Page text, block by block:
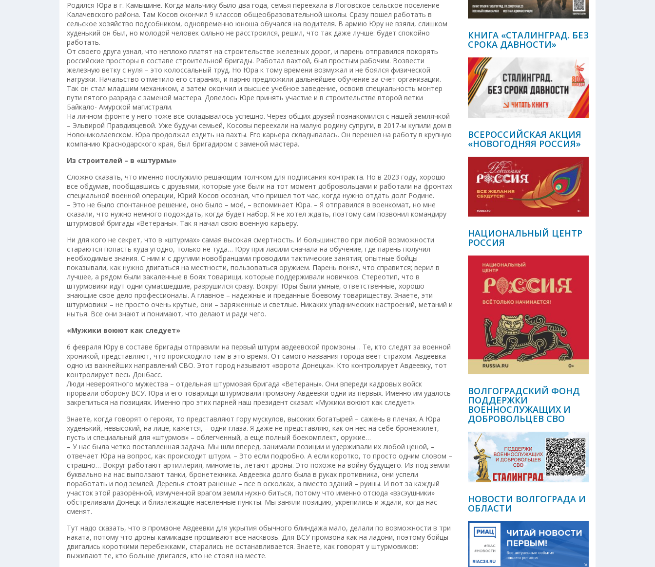
Родился Юра в г. Камышине. Когда мальчику было два года, семья переехала в Логовское сельское поселение
Калачевского района. Там Косов окончил 9 классов общеобразовательной школы. Сразу пошел работать в
сельское хозяйство подсобником, одновременно юноша обучался на водителя. В армию Юру не взяли, слишком
худенький он был, но молодой человек сильно не расстроился, решил, что так даже лучше: будет спокойно
работать.
От своего друга узнал, что неплохо платят на строительстве железных дорог, и парень отправился покорять
российские просторы в составе строительной бригады. Работал вахтой, был простым рабочим. Возвести
железную ветку с нуля – это колоссальный труд. Но Юра к тому времени возмужал и не боялся физической
нагрузки. Начальство отметило его старания, и парню предложили дальнейшее обучение за счет организации.
Так он стал младшим механиком, а затем окончил и высшее учебное заведение, освоив специальность монтер
пути пятого разряда с заменой мастера. Довелось Юре принять участие и в строительстве второй ветки
Байкало- Амурской магистрали.
На личном фронте у него тоже все складывалось успешно. Через общих друзей познакомился с нашей землячкой
– Эльвирой Правдивцевой. Уже будучи семьей, Косовы переехали на малую родину супруги, в 2017-м купили дом в
Новониколаевском. Юра продолжал ездить на вахты. Его карьера складывалась. Он перешел на работу в крупную
компанию Краснодарского края, был бригадиром с заменой мастера.
Из строителей – в «штурмы»
Сложно сказать, что именно послужило решающим толчком для подписания контракта. Но в 2023 году, хорошо
все обдумав, пообщавшись с друзьями, которые уже были на тот момент добровольцами и работали на фронтах
специальной военной операции, Юрий Косов осознал, что пришел тот час, когда нужно отдать долг Родине.
– Это не было спонтанное решение, оно было – моё, – вспоминает Юра. – Я отправился в военкомат, но мне
сказали, что нужно немного подождать, когда будет набор. Я не хотел ждать, поэтому сам позвонил командиру
штурмовой бригады «Ветераны». Так я начал свою военную карьеру.
Ни для кого не секрет, что в «штурмах» самая высокая смертность. И большинство при любой возможности
стараются попасть куда угодно, только не туда… Юру пригласили сначала на обучение, где парень получил
необходимые знания. С ним и с другими новобранцами проводили тактические занятия; опытные бойцы
показывали, как нужно двигаться на местности, пользоваться оружием. Парень понял, что справится; верил в
лучшее, а рядом были закаленные в боях товарищи, которые поддерживали новичков. Стереотип, что в
штурмовики идут одни сумасшедшие, разрушился сразу. Вокруг Юры были умные, ответственные, хорошо
знающие свое дело профессионалы. А главное – надежные и преданные боевому товариществу. Знаете, эти
штурмовики – не просто очень крутые, они – заряженные и светлые. Никаких упаднических настроений, метаний и
нытья. Все они знают и понимают, что делают и ради чего.
«Мужики воюют как следует»
6 февраля Юру в составе бригады отправили на первый штурм авдеевской промзоны… Те, кто следят за военной
хроникой, представляют, что происходило там в это время. От самого названия города веет страхом. Авдеевка –
одно из важнейших направлений СВО. Этот город называют «ворота Донецка». Кто контролирует Авдеевку, тот
контролирует весь Донбасс.
Люди невероятного мужества – отдельная штурмовая бригада «Ветераны». Они впереди кадровых войск
прорвали оборону ВСУ. Юра и его товарищи штурмовали промзону Авдеевки одни из первых. Именно им удалось
закрепиться на позициях. Именно про этих парней наш президент сказал: «Мужики воюют как следует».
Знаете, когда говорят о героях, то представляют гору мускулов, высоких богатырей – сажень в плечах. А Юра
худенький, невысокий, на лице, кажется, – одни глаза. Я даже не представляю, как он нес на себе бронежилет,
пусть и специальный для «штурмов» – облегченный, а еще полный боекомплект, оружие…
– У нас была четко поставленная задача. Мы шли вперед, занимали позиции и удерживали их любой ценой, –
отвечает Юра на вопрос, как происходит штурм. – Это если подробно. А если коротко, то просто одним словом –
страшно… Вокруг работают артиллерия, минометы, летают дроны. Это похоже на войну будущего. Из-под земли
буквально на нас выползают танки, бронетехника. Авдеевка долго была в руках противника, они успели
поработать и под землей. Деревья стоят раненые – все в осколках, а вместо зданий – руины. И вот за каждый
участок этой разорённой, измученной врагом земли нужно биться, потому что именно отсюда «вэсэушники»
обстреливали Донецк и близлежащие населенные пункты. Мы заняли позицию, укрепились и ждали, когда нас
сменят.
Тут надо сказать, что в промзоне Авдеевки для укрытия обычного блиндажа мало, делали по возможности в три
наката, потому что дроны-камикадзе прошивают все насквозь. Для ВСУ промзона как на ладони, поэтому бойцы
двигались короткими перебежками, старались не останавливается. Знаете, как говорят у штурмовиков:
выживают те, кто больше двигался, кто не стоял на месте.
КНИГА «СТАЛИНГРАД. БЕЗ
СРОКА ДАВНОСТИ»
ВСЕРОССИЙСКАЯ АКЦИЯ
«НОВОГОДНЯЯ РОССИЯ»
НАЦИОНАЛЬНЫЙ ЦЕНТР
РОССИЯ
ВОЛГОГРАДСКИЙ ФОНД
ПОДДЕРЖКИ
ВОЕННОСЛУЖАЩИХ И
ДОБРОВОЛЬЦЕВ СВО
НОВОСТИ ВОЛГОГРАДА И
ОБЛАСТИ